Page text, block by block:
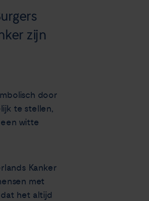
zijn
door
te stellen,
witte
Kanker
met
dat het altijd